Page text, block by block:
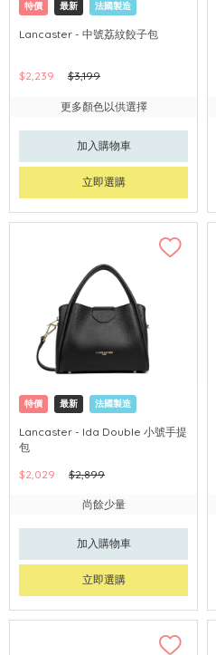
特價 最新 法國製造
Lancaster - 中號荔紋餃子包
$2,239 $3,199
更多顏色以供選擇
加入購物車
立即選購
特價 最新 法國製造
Lancaster - Ida Double 小號手提
包
$2,029
$2,899
尚餘少量
加入購物車
立即選購